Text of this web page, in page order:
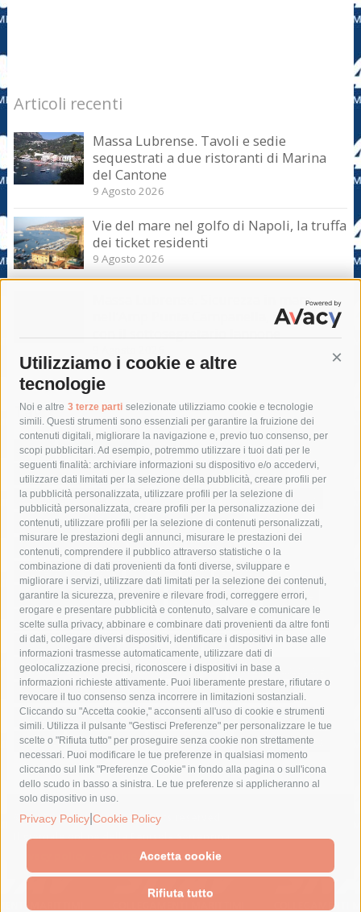
Utilizziamo i cookie e altre
tecnologie
Noi e altre 3 terze parti selezionate utilizziamo cookie e tecnologie
simili. Questi strumenti sono essenziali per garantire la fruizione dei
contenuti digitali, migliorare la navigazione e, previo tuo consenso, per
scopi pubblicitari. Ad esempio, potremmo utilizzare i tuoi dati per le
seguenti finalità: archiviare informazioni su dispositivo e/o accedervi,
utilizzare dati limitati per la selezione della pubblicità, creare profili per
la pubblicità personalizzata, utilizzare profili per la selezione di
pubblicità personalizzata, creare profili per la personalizzazione dei
contenuti, utilizzare profili per la selezione di contenuti personalizzati,
misurare le prestazioni degli annunci, misurare le prestazioni dei
contenuti, comprendere il pubblico attraverso statistiche o la
combinazione di dati provenienti da fonti diverse, sviluppare e
migliorare i servizi, utilizzare dati limitati per la selezione dei contenuti,
garantire la sicurezza, prevenire e rilevare frodi, correggere errori,
erogare e presentare pubblicità e contenuto, salvare e comunicare le
scelte sulla privacy, abbinare e combinare dati provenienti da altre fonti
di dati, collegare diversi dispositivi, identificare i dispositivi in base alle
informazioni trasmesse automaticamente, utilizzare dati di
geolocalizzazione precisi, riconoscere i dispositivi in base a
informazioni richieste attivamente. Puoi liberamente prestare, rifiutare o
revocare il tuo consenso senza incorrere in limitazioni sostanziali.
Cliccando su "Accetta cookie," acconsenti all'uso di cookie e strumenti
simili. Utilizza il pulsante "Gestisci Preferenze" per personalizzare le tue
scelte o "Rifiuta tutto" per proseguire senza cookie non strettamente
necessari. Puoi modificare le tue preferenze in qualsiasi momento
cliccando sul link "Preferenze Cookie" in fondo alla pagina o sull'icona
dello scudo in basso a sinistra. Le tue preferenze si applicheranno al
solo dispositivo in uso.
Privacy Policy Cookie Policy
Accetta cookie
Rifiuta tutto
Articoli recenti
Massa Lubrense. Tavoli e sedie
sequestrati a due ristoranti di Marina
del Cantone
9 Agosto 2026
Vie del mare nel golfo di Napoli, la truffa
dei ticket residenti
9 Agosto 2026
Massa Lubrense. Sicurezza in mare
nell’Amp Punta Campanella, incontro
con il sottosegretario Iannone
Tag
acqua allerta meteo
anas
area marina protetta di punta campanella
arresto
Asl Napoli 3 sud
capitaneria di porto capri
carabinieri
castellammare di stabia
circumvesuviana
comune di sorrento
concerto
contagi
costiera amalfitana
covid-19 eav
elezioni
fondazione sorrento
gori guardia costiera
incidente
lavori
lorenzo balducelli mare
massa lubrense
massimo coppola
Meta napoli
ordinanza
penisola sorrentina
piano di sorrento
polizia municipale
protezione civile
Regione Campania
sant'agnello
sindaco cuomo
sorrento studenti temporali
treni
turismo
Vico Equense villa fiorentino vincenzo de luca
© 2015 SorrentoPress. All rights reserved.
Il giornale online della Penisola Sorrentina
Cookie Policy